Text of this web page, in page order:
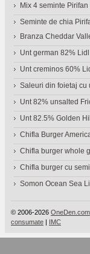
Mix 4 seminte Pirifan
Seminte de chia
Branza Cheddar
Unt german 82% Lidl
Unt creminos 60%
Saleuri din foietaj cu
Unt 82% unsalted
Unt 82.5% Golden
Chifla Burger
Chifla burger whole
Chifla burger cu
Somon Ocean Sea
© 2006-2026 OneDen.com
consumate | IMC